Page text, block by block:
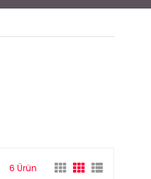
6 Ürün